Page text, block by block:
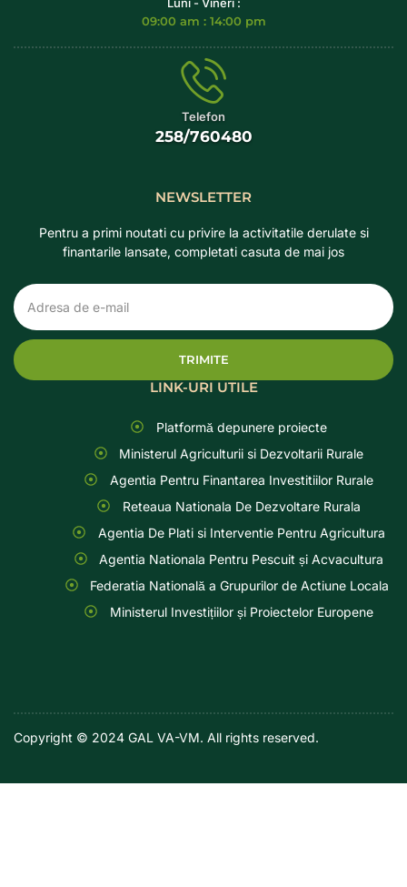
09:00 am : 14:00 pm
Telefon
258/760480
NEWSLETTER
Pentru a primi noutati cu privire la activitatile derulate si
finantarile lansate, completati casuta de mai jos
TRIMITE
LINK-URI UTILE
Platformă depunere proiecte
Ministerul Agriculturii si Dezvoltarii Rurale
Agentia Pentru Finantarea Investitiilor Rurale
Reteaua Nationala De Dezvoltare Rurala
Agentia De Plati si Interventie Pentru Agricultura
Agentia Nationala Pentru Pescuit și Acvacultura
Federatia Natională a Grupurilor de Actiune Locala
Ministerul Investițiilor și Proiectelor Europene
Copyright © 2024 GAL VA-VM. All rights reserved.